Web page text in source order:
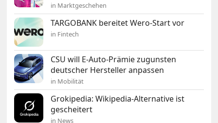
in Marktgeschehen
TARGOBANK bereitet Wero-Start vor
in Fintech
CSU will E-Auto-Prämie zugunsten
deutscher Hersteller anpassen
in Mobilität
Grokipedia: Wikipedia-Alternative ist
gescheitert
in News